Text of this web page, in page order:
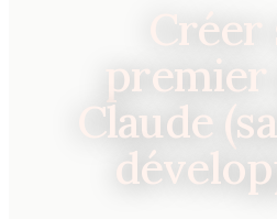
Créer
premier
Claude